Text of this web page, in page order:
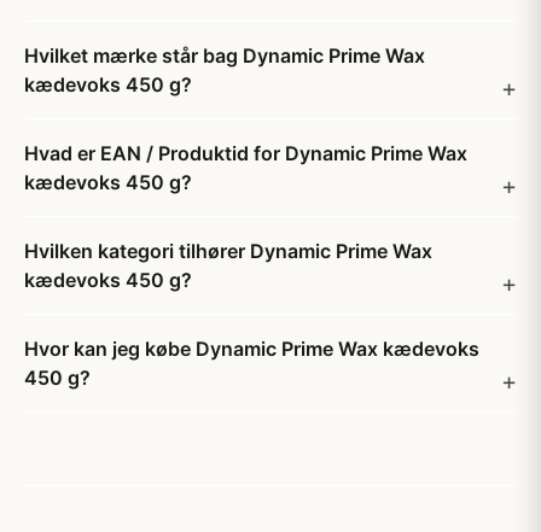
Hvilket mærke står bag Dynamic Prime Wax
kædevoks 450 g?
Hvad er EAN / Produktid for Dynamic Prime Wax
kædevoks 450 g?
Hvilken kategori tilhører Dynamic Prime Wax
kædevoks 450 g?
Hvor kan jeg købe Dynamic Prime Wax kædevoks
450 g?